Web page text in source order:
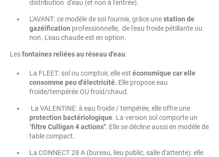
distribution d'eau (et non à l'entrée).
L'AVANT: ce modèle de sol fournie, grâce unestation de
gazéification professionnelle, de l'eau froide pétillante ou
non. L'eau chaude est en option.
Lesfontaines reliées au réseau d'eau:
La FLEET: sol ou comptoir, elle est économique car elle
consomme peu d'électricité. Elle propose eau
froide/tempérée OU froid/chaud.
La VALENTINE: à eau froide / tempérée, elle offre une
protection bactériologique. La version sol comporte un
"filtre Culligan 4 actions". Elle se décline aussi en modèle de
table compact.
La CONNECT 28 A (bureau, lieu public, salle d'attente): elle